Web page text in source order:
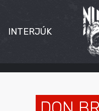
INTERJÚK